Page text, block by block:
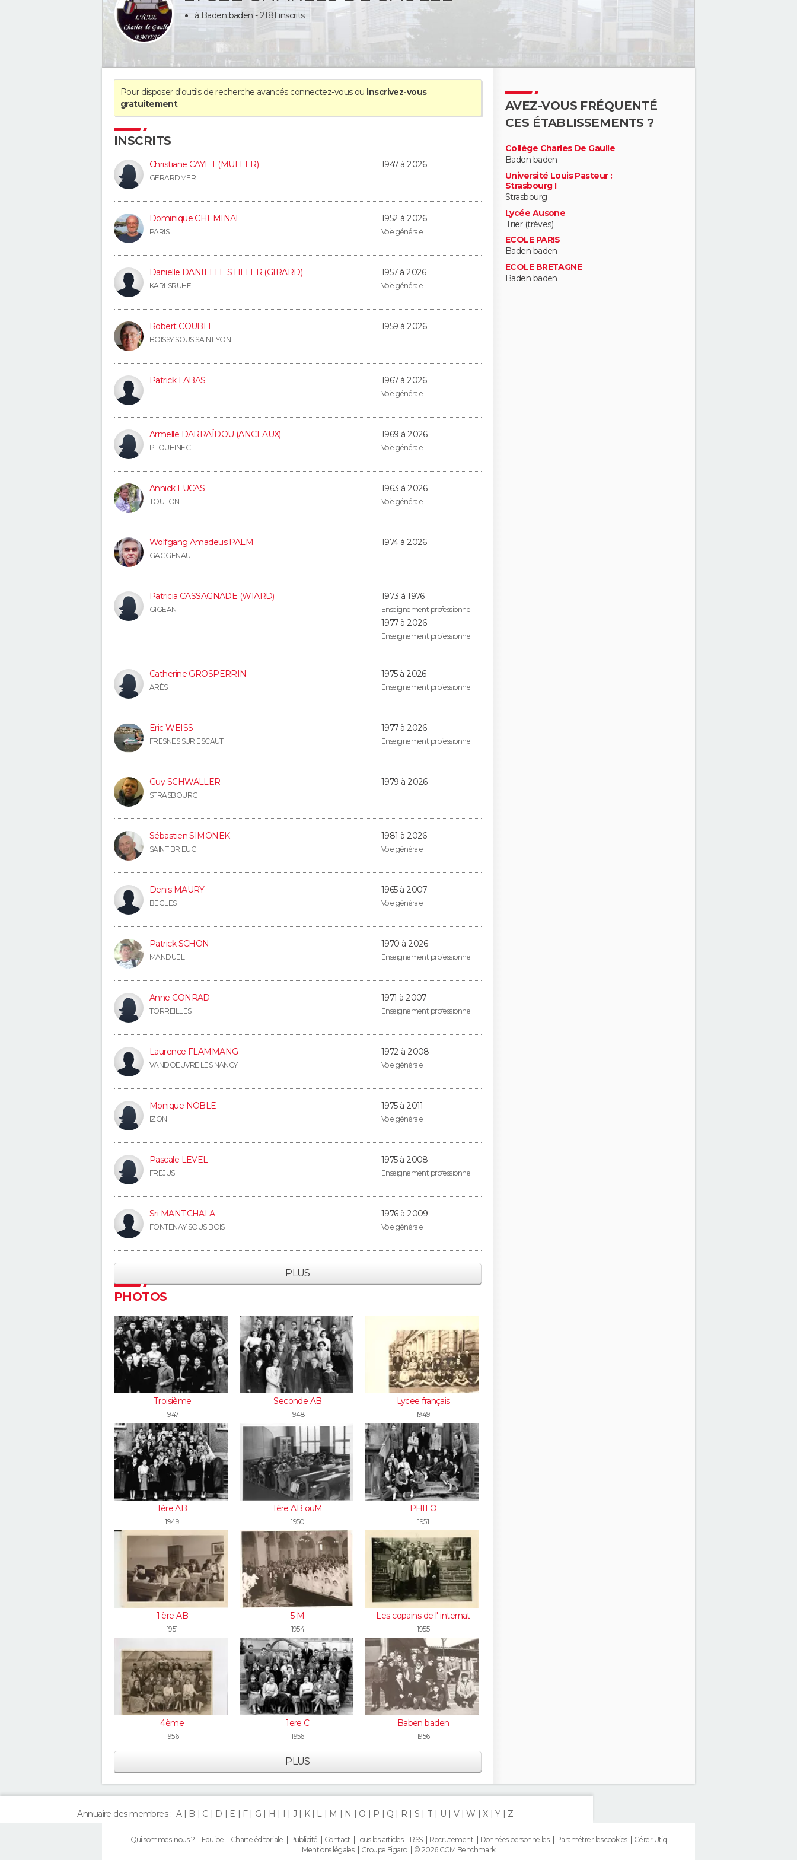
à Baden baden - 2181 inscrits
Pour disposer d'outils de recherche avancés connectez-vousou inscrivez-vous
gratuitement.
INSCRITS
Christiane CAYET (MULLER)
GERARDMER
1947 à 2026
Dominique CHEMINAL
PARIS
1952 à 2026
Voie générale
Danielle DANIELLE STILLER (GIRARD)
KARLSRUHE
1957 à 2026
Voie générale
Robert COUBLE
BOISSY SOUS SAINT YON
1959 à 2026
Patrick LABAS 1967 à 2026
Voie générale
Armelle DARRAÏDOU (ANCEAUX)
PLOUHINEC
1969 à 2026
Voie générale
Annick LUCAS
TOULON
1963 à 2026
Voie générale
Wolfgang Amadeus PALM
GAGGENAU
1974 à 2026
Patricia CASSAGNADE (WIARD)
GIGEAN
1973 à 1976
Enseignement professionnel
1977 à 2026
Enseignement professionnel
Catherine GROSPERRIN
ARÈS
1975 à 2026
Enseignement professionnel
Eric WEISS
FRESNES SUR ESCAUT
1977 à 2026
Enseignement professionnel
Guy SCHWALLER
STRASBOURG
1979 à 2026
Sébastien SIMONEK
SAINT BRIEUC
1981 à 2026
Voie générale
Denis MAURY
BEGLES
1965 à 2007
Voie générale
Patrick SCHON
MANDUEL
1970 à 2026
Enseignement professionnel
Anne CONRAD
TORREILLES
1971 à 2007
Enseignement professionnel
Laurence FLAMMANG
VANDOEUVRE LES NANCY
1972 à 2008
Voie générale
Monique NOBLE
IZON
1975 à 2011
Voie générale
Pascale LEVEL
FREJUS
1975 à 2008
Enseignement professionnel
Sri MANTCHALA
FONTENAY SOUS BOIS
1976 à 2009
Voie générale
PLUS
PHOTOS
Troisième
1947
Seconde AB
1948
Lycee français
1949
1ère AB
1949
1ère AB ouM
1950
PHILO
1951
1 ère AB
1951
5 M
1954
Les copains de l' internat
1955
4ème
1956
1ere C
1956
Baben baden
1956
PLUS
AVEZ-VOUS FRÉQUENTÉ
CES ÉTABLISSEMENTS ?
Collège Charles De Gaulle
Baden baden
Université Louis Pasteur :
Strasbourg I
Strasbourg
Lycée Ausone
Trier (trèves)
ECOLE PARIS
Baden baden
ECOLE BRETAGNE
Baden baden
Annuaire des membres : A B C D E F G H I J K L M N O P Q R S T U V W X Y Z
Qui sommes-nous ? Equipe Charte éditoriale Publicité Contact Tous les articles RSS Recrutement Données personnelles Paramétrer les cookies
Gérer Utiq
Mentions légales
Groupe Figaro © 2026 CCM Benchmark